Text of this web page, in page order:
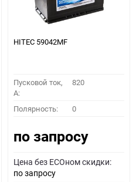
HITEC 59042MF
Пусковой ток,
A:
820
Полярность: 0
по запросу
Цена без ECOном скидки:
по запросу